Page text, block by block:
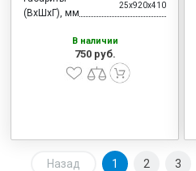
(ВхШхГ), мм
25x920x410
В наличии
750 руб.
Назад 1 2 3